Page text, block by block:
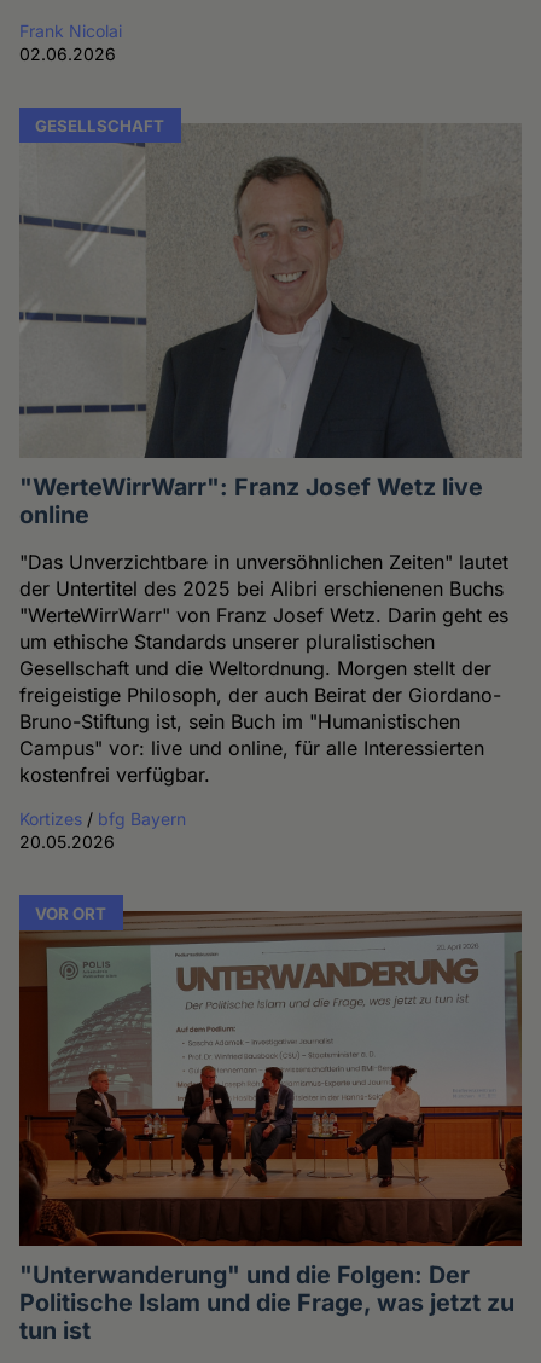
Frank Nicolai
02.06.2026
GESELLSCHAFT
"WerteWirrWarr": Franz Josef Wetz live
online
"Das Unverzichtbare in unversöhnlichen Zeiten" lautet
der Untertitel des 2025 bei Alibri erschienenen Buchs
"WerteWirrWarr" von Franz Josef Wetz. Darin geht es
um ethische Standards unserer pluralistischen
Gesellschaft und die Weltordnung. Morgen stellt der
freigeistige Philosoph, der auch Beirat der Giordano-
Bruno-Stiftung ist, sein Buch im "Humanistischen
Campus" vor: live und online, für alle Interessierten
kostenfrei verfügbar.
Kortizes / bfg Bayern
20.05.2026
VOR ORT
"Unterwanderung" und die Folgen: Der
Politische Islam und die Frage, was jetzt zu
tun ist